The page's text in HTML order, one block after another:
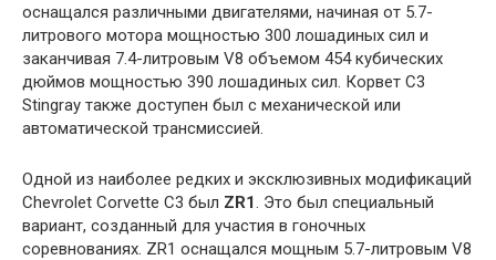
оснащался различными двигателями, начиная от 5.7-
литрового мотора мощностью 300 лошадиных сил и
заканчивая 7.4-литровым V8 объемом 454 кубических
дюймов мощностью 390 лошадиных сил. Корвет C3
Stingray также доступен был с механической или
автоматической трансмиссией.
Одной из наиболее редких и эксклюзивных модификаций
Chevrolet Corvette C3 был ZR1. Это был специальный
вариант, созданный для участия в гоночных
соревнованиях. ZR1 оснащался мощным 5.7-литровым V8